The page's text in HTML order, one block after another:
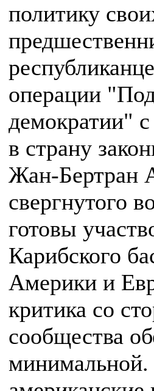
политику
операции
демократии"
в страну
Жан-Бертран
свергнутого
готовы
Карибского
Америки и
критика со
сообщества
минимальной.